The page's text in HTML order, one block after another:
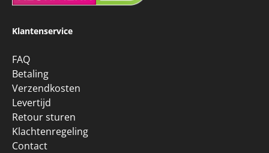
Klantenservice
FAQ
Betaling
Verzendkosten
Levertijd
Retour sturen
Klachtenregeling
Contact